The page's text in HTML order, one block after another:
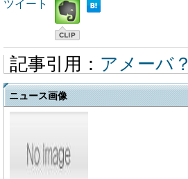
ツイート
記事引用： アメーバ？
ニュース画像